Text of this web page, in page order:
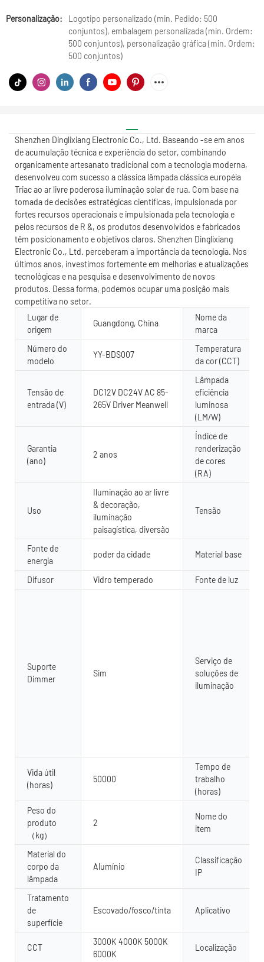
Personalização:
Logotipo personalizado (min. Pedido: 500
conjuntos), embalagem personalizada (min. Ordem:
500 conjuntos), personalização gráfica (min. Ordem:
500 conjuntos)
Shenzhen Dinglixiang Electronic Co., Ltd. Baseando -se em anos
de acumulação técnica e experiência do setor, combinando
organicamente artesanato tradicional com a tecnologia moderna,
desenvolveu com sucesso a clássica lâmpada clássica européia
Triac ao ar livre poderosa iluminação solar de rua. Com base na
tomada de decisões estratégicas científicas, impulsionada por
fortes recursos operacionais e impulsionada pela tecnologia e
pelos recursos de R &, os produtos desenvolvidos e fabricados
têm posicionamento e objetivos claros. Shenzhen Dinglixiang
Electronic Co., Ltd. perceberam a importância da tecnologia. Nos
últimos anos, investimos fortemente em melhorias e atualizações
tecnológicas e na pesquisa e desenvolvimento de novos
produtos. Dessa forma, podemos ocupar uma posição mais
competitiva no setor.
Lugar de
origem
Guangdong, China
Nome da
marca
Número do
modelo
YY-BDS007
Temperatura
da cor (CCT)
Tensão de
entrada (V)
DC12V DC24V AC 85-
265V Driver Meanwell
Lâmpada
eficiência
luminosa
(LM/W)
Garantia
(ano)
2 anos
Índice de
renderização
de cores
(RA)
Uso
Iluminação ao ar livre
& decoração,
iluminação
paisagística, diversão
Tensão
Fonte de
energia
poder da cidade Material base
Difusor Vidro temperado Fonte de luz
Suporte
Dimmer
Sim
Serviço de
soluções de
iluminação
Vida útil
(horas)
50000
Tempo de
trabalho
(horas)
Peso do
produto
（kg）
2
Nome do
item
Material do
corpo da
lâmpada
Alumínio
Classificação
IP
Tratamento
de
superfície
Escovado/fosco/tinta Aplicativo
CCT
3000K 4000K 5000K
6000K
Localização